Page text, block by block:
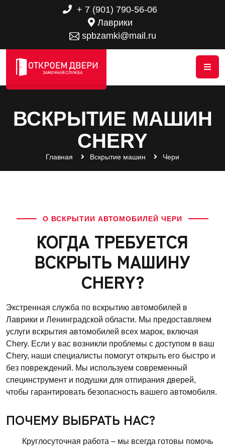
+ 7 (901) 790-56-06
Лаврики
spbzamki@mail.ru
ВСКРЫТИЕ МАШИН
CHERY
Главная Вскрытие машин Чери
О ВСКРЫТИИ АВТОМОБИЛЕЙ ЧЕРИ
КОГДА ТРЕБУЕТСЯ
ВСКРЫТЬ МАШИНУ
CHERY?
Экстренная служба по вскрытию автомобилей в
Лаврики и Ленинградской области. Мы предоставляем
услуги вскрытия автомобилей всех марок, включая
Chery. Если у вас возникли проблемы с доступом в ваш
Chery, наши специалисты помогут открыть его быстро и
без повреждений. Мы используем современный
специнструмент и подушки для отпирания дверей,
чтобы гарантировать безопасность вашего автомобиля.
ПОЧЕМУ ВЫБРАТЬ НАС?
Круглосуточная работа – мы всегда готовы помочь